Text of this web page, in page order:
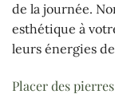
de la journée.
esthétique à
leurs énergies
Placer des